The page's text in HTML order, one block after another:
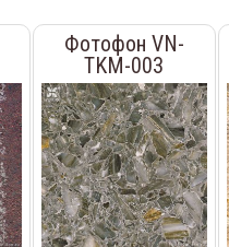
Фотофон VN-
TKM-003